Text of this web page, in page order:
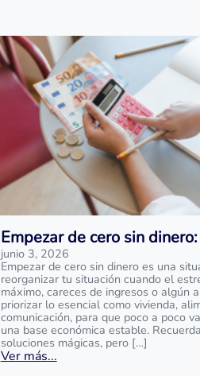
Empezar de cero sin
junio 3, 2026
Empezar de cero sin dinero es una
reorganizar tu situación cuando el
máximo, careces de ingresos o algún
priorizar lo esencial como vivienda,
comunicación, para que poco a poco
una base económica estable.
soluciones mágicas, pero […]
Ver más...